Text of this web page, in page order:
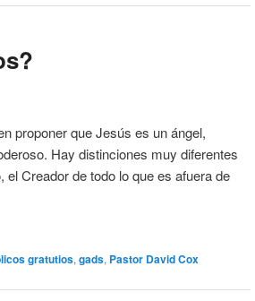
proponer que Jesús es un ángel,
Hay distinciones muy diferentes
Creador de todo lo que es afuera de
gratutios, gads, Pastor David Cox